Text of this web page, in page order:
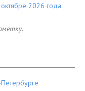
2026 года